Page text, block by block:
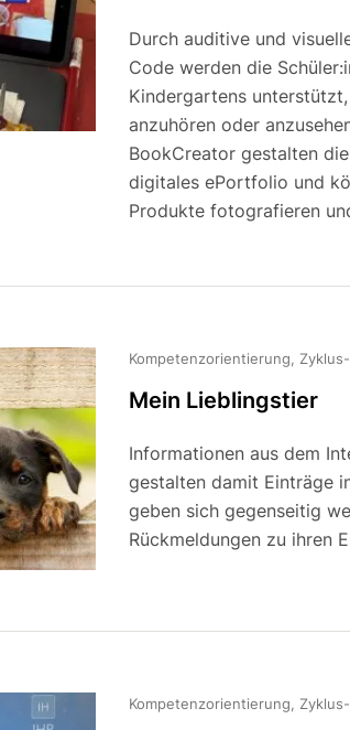
Durch auditive und
Code werden die
Kindergartens
anzuhören oder
BookCreator gestalten
digitales ePortfolio und
Produkte fotografieren
Kompetenzorientierung,
Mein Lieblingstier
Informationen aus dem
gestalten damit Einträge
geben sich gegenseitig
Rückmeldungen zu ihren
Kompetenzorientierung,